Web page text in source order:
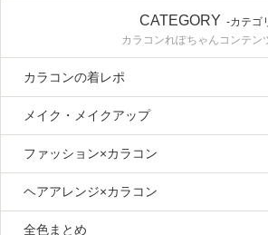
CATEGORY -カテゴ
カラコンれぽちゃんコンテン
カラコンの着レポ
メイク・メイクアップ
ファッション×カラコン
ヘアアレンジ×カラコン
全色まとめ